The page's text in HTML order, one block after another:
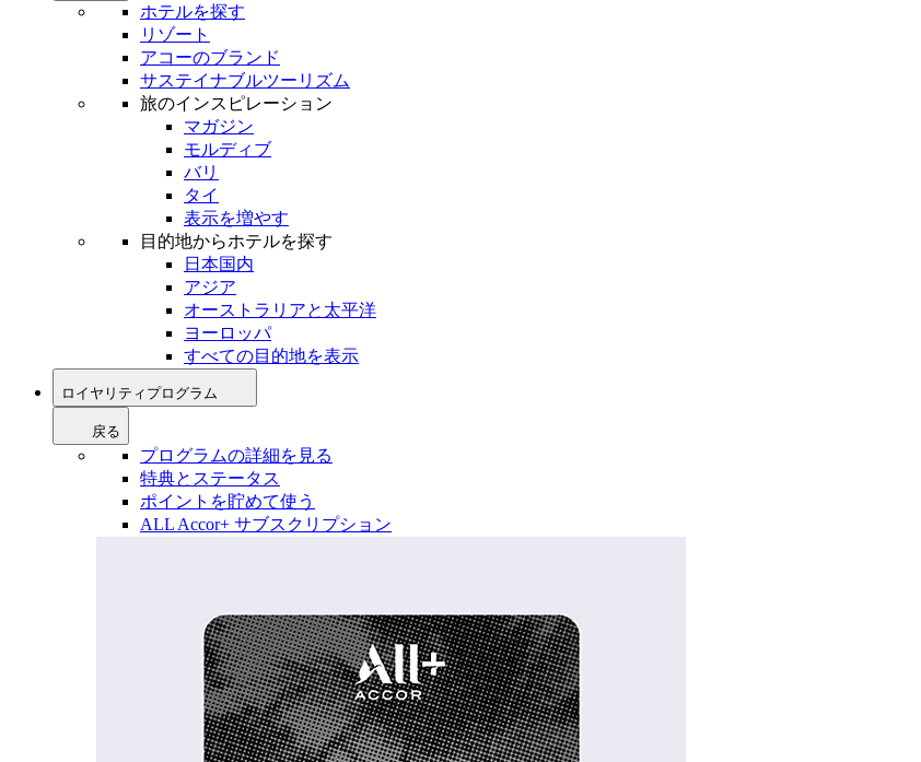
ホテルを探す
リゾート
アコーのブランド
サステイナブルツーリズム
旅のインスピレーション
マガジン
モルディブ
バリ
タイ
表示を増やす
目的地からホテルを探す
日本国内
アジア
オーストラリアと太平洋
ヨーロッパ
すべての目的地を表示
ロイヤリティプログラム
戻る
プログラムの詳細を見る
特典とステータス
ポイントを貯めて使う
ALL Accor+ サブスクリプション